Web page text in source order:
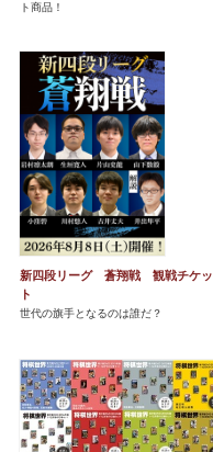
ト商品！
新四段リーグ 蒼翔戦 観戦チケッ
ト
世代の旗手となるのは誰だ？